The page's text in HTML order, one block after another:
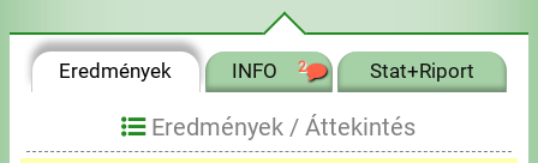
- - -
Számlák
Adatvédelem
Eredmények INFO 2 Stat+Riport
Eredmények / Áttekintés